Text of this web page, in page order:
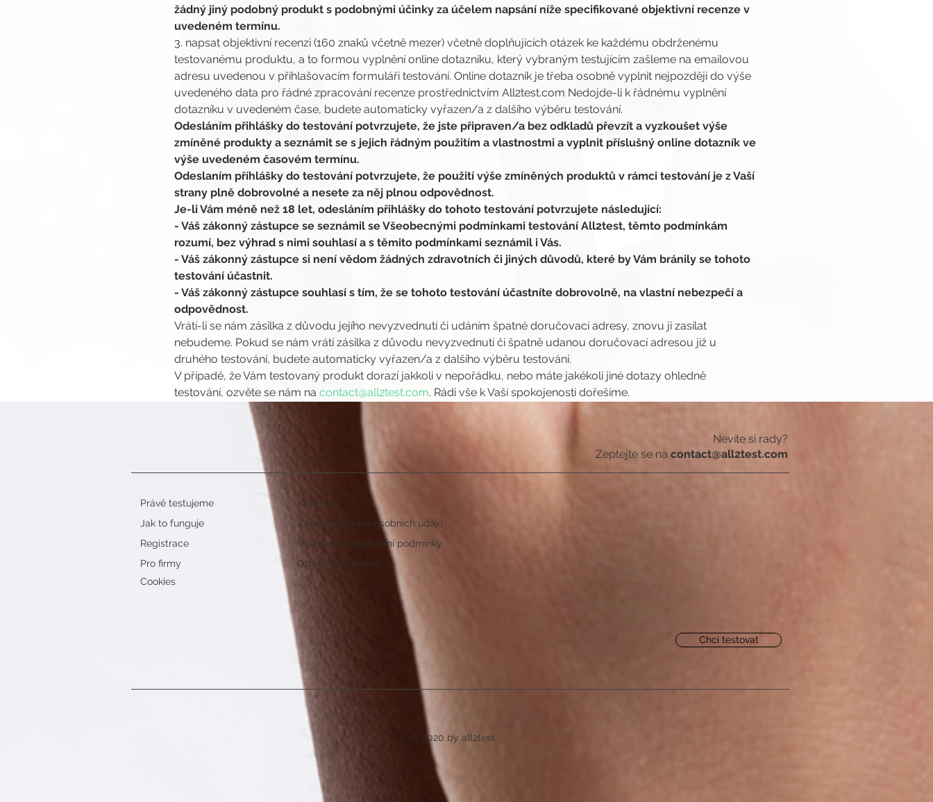
žádný jiný podobný produkt s podobnými účinky za účelem napsání níže specifikované objektivní recenze v
uvedeném termínu.
3. napsat objektivní recenzi (160 znaků včetně mezer) včetně doplňujících otázek ke každému obdrženému
testovanému produktu, a to formou vyplnění online dotazníku, který vybraným testujícím zašleme na emailovou
adresu uvedenou v přihlašovacím formuláři testování. Online dotazník je třeba osobně vyplnit nejpozději do výše
uvedeného data pro řádné zpracování recenze prostřednictvím All2test.com Nedojde-li k řádnému vyplnění
dotazníku v uvedeném čase, budete automaticky vyřazen/a z dalšího výběru testování.
Odesláním přihlášky do testování potvrzujete, že jste připraven/a bez odkladů převzít a vyzkoušet výše
zmíněné produkty a seznámit se s jejich řádným použitím a vlastnostmi a vyplnit příslušný online dotazník ve
výše uvedeném časovém termínu.
Odeslaním příhlášky do testování potvrzujete, že použití výše zmíněných produktů v rámci testování je z Vaší
strany plně dobrovolné a nesete za něj plnou odpovědnost.
Je-li Vám méně než 18 let, odesláním přihlášky do tohoto testování potvrzujete následující:
- Váš zákonný zástupce se seznámil se Všeobecnými podmínkami testování All2test, těmto podmínkám
rozumí, bez výhrad s nimi souhlasí a s těmito podmínkami seznámil i Vás.
- Váš zákonný zástupce si není vědom žádných zdravotních či jiných důvodů, které by Vám bránily se tohoto
testování účastnit.
- Váš zákonný zástupce souhlasí s tím, že se tohoto testování účastníte dobrovolně, na vlastní nebezpečí a
odpovědnost.
Vrátí-li se nám zásilka z důvodu jejího nevyzvednutí či udáním špatné doručovací adresy, znovu ji zasílat
nebudeme. Pokud se nám vrátí zásilka z důvodu nevyzvednutí či špatně udanou doručovací adresou již u
druhého testování, budete automaticky vyřazen/a z dalšího výběru testování.
V případě, že Vám testovaný produkt dorazí jakkoli v nepořádku, nebo máte jakékoli jiné dotazy ohledně
testování, ozvěte se nám na contact@all2test.com. Rádi vše k Vaší spokojenosti dořešíme.
Nevíte si rady?
Zeptejte se na contact@all2test.com
Právě testujeme
Jak to funguje
Registrace
Pro firmy
Kontakt
Zásady ochrany osobních údajů
Všeobecné obchodní podmínky
Objektivita recenzí
Cookies
Chci testovat
© 2020 by all2test